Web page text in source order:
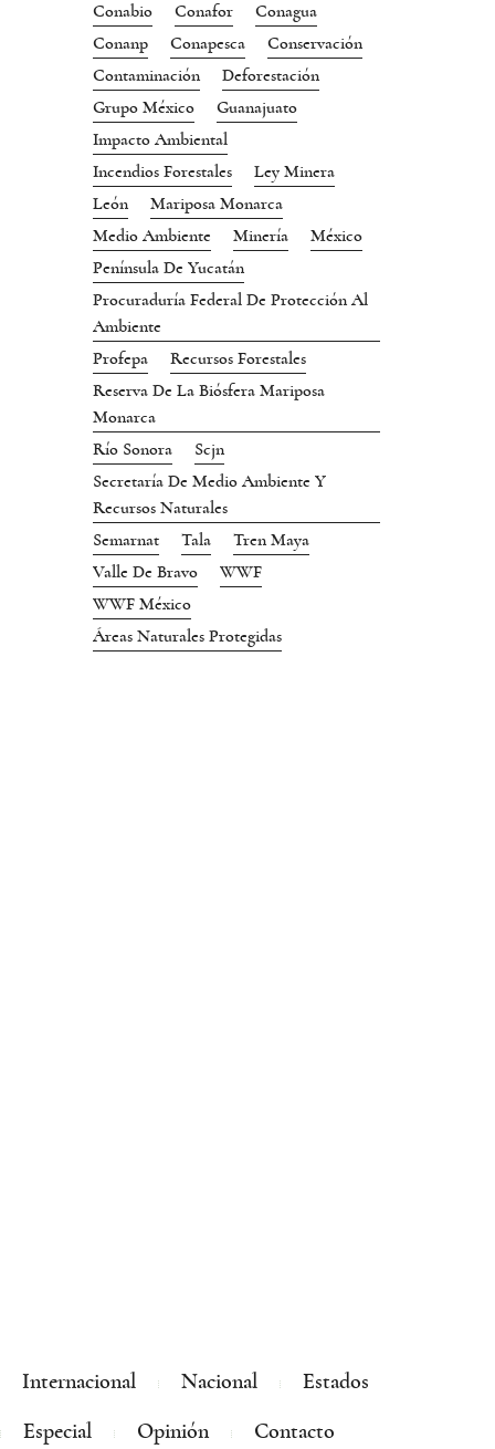
Conabio
Conafor
Conagua
Conanp
Conapesca
Conservación
Contaminación
Deforestación
Grupo México
Guanajuato
Impacto Ambiental
Incendios Forestales
Ley Minera
León
Mariposa Monarca
Medio Ambiente
Minería
México
Península De Yucatán
Procuraduría Federal De Protección Al
Ambiente
Profepa
Recursos Forestales
Reserva De La Biósfera Mariposa
Monarca
Río Sonora
Scjn
Secretaría De Medio Ambiente Y
Recursos Naturales
Semarnat
Tala
Tren Maya
Valle De Bravo
WWF
WWF México
Áreas Naturales Protegidas
Internacional Nacional Estados
Especial Opinión Contacto